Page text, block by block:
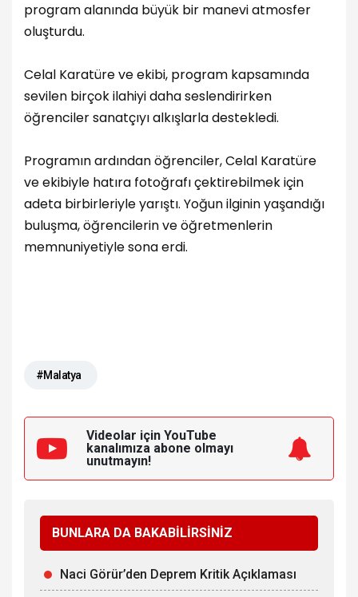
program alanında büyük bir manevi atmosfer
oluşturdu.
Celal Karatüre ve ekibi, program kapsamında
sevilen birçok ilahiyi daha seslendirirken
öğrenciler sanatçıyı alkışlarla destekledi.
Programın ardından öğrenciler, Celal Karatüre
ve ekibiyle hatıra fotoğrafı çektirebilmek için
adeta birbirleriyle yarıştı. Yoğun ilginin yaşandığı
buluşma, öğrencilerin ve öğretmenlerin
memnuniyetiyle sona erdi.
#Malatya
Videolar için YouTube
kanalımıza abone olmayı
unutmayın!
BUNLARA DA BAKABİLİRSİNİZ
Naci Görür’den Deprem Kritik Açıklaması